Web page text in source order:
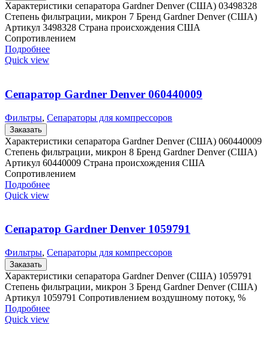
Характеристики сепаратора Gardner Denver (США) 03498328
Степень фильтрации, микрон 7 Бренд Gardner Denver (США)
Артикул 3498328 Страна происхождения США
Сопротивлением
Подробнее
Quick view
Сепаратор Gardner Denver 060440009
Фильтры, Сепараторы для компрессоров
Заказать
Характеристики сепаратора Gardner Denver (США) 060440009
Степень фильтрации, микрон 8 Бренд Gardner Denver (США)
Артикул 60440009 Страна происхождения США
Сопротивлением
Подробнее
Quick view
Сепаратор Gardner Denver 1059791
Фильтры, Сепараторы для компрессоров
Заказать
Характеристики сепаратора Gardner Denver (США) 1059791
Степень фильтрации, микрон 3 Бренд Gardner Denver (США)
Артикул 1059791 Сопротивлением воздушному потоку, %
Подробнее
Quick view